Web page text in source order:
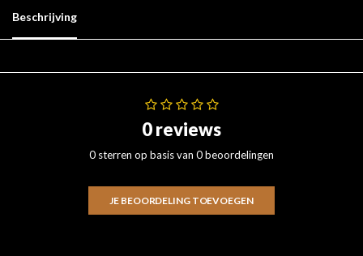
Beschrijving
0 reviews
0 sterren op basis van 0 beoordelingen
JE BEOORDELING TOEVOEGEN